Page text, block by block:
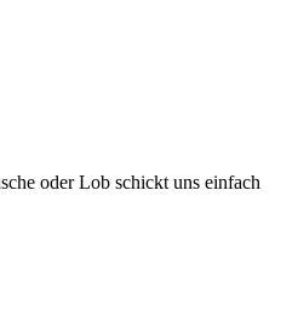
oder Lob schickt uns einfach